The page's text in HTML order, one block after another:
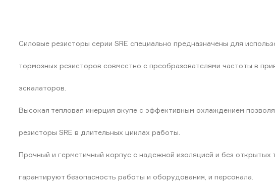
Силовые резисторы серии SRE специально предназначены для
тормозных резисторов совместно с преобразователями частоты в
эскалаторов.
Высокая тепловая инерция вкупе с эффективным охлаждением
резисторы SRE в длительных циклах работы.
Прочный и герметичный корпус с надежной изоляцией и без открытых
гарантируют безопасность работы и оборудования, и персонала.